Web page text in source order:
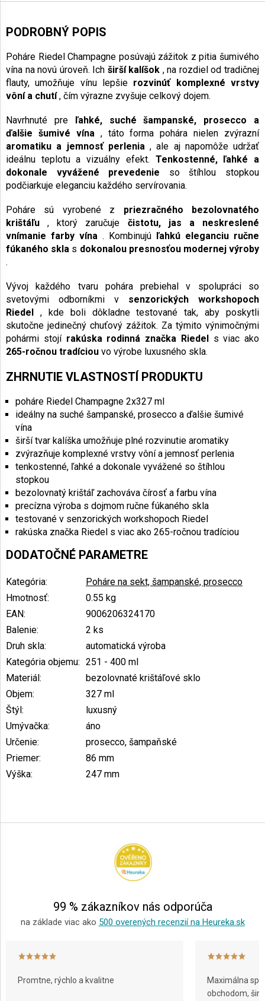
PODROBNÝ POPIS
Poháre Riedel Champagne posúvajú zážitok z pitia šumivého
vína na novú úroveň. Ich širší kalíšok , na rozdiel od tradičnej
flauty, umožňuje vínu lepšie rozvinúť komplexné vrstvy
vôní a chutí, čím výrazne zvyšuje celkový dojem.
Navrhnuté pre ľahké, suché šampanské, prosecco a
ďalšie šumivé vína, táto forma pohára nielen zvýrazní
aromatiku a jemnosť perlenia, ale aj napomôže udržať
ideálnu teplotu a vizuálny efekt. Tenkostenné, ľahké a
dokonale vyvážené prevedenie so štíhlou stopkou
podčiarkuje eleganciu každého servírovania.
Poháre sú vyrobené z priezračného bezolovnatého
krištáľu , ktorý zaručuje čistotu, jas a neskreslené
vnímanie farby vína . Kombinujú ľahkú eleganciu ručne
fúkaného skla s dokonalou presnosťou modernej výroby
.
Vývoj každého tvaru pohára prebiehal v spolupráci so
svetovými odborníkmi v senzorických workshopoch
Riedel , kde boli dôkladne testované tak, aby poskytli
skutočne jedinečný chuťový zážitok. Za týmito výnimočnými
pohármi stojí rakúska rodinná značka Riedels viac ako
265-ročnou tradíciou vo výrobe luxusného skla.
ZHRNUTIE VLASTNOSTÍ PRODUKTU
poháre Riedel Champagne 2x327 ml
ideálny na suché šampanské, prosecco a ďalšie šumivé
vína
širší tvar kalíška umožňuje plné rozvinutie aromatiky
zvýrazňuje komplexné vrstvy vôní a jemnosť perlenia
tenkostenné, ľahké a dokonale vyvážené so štíhlou
stopkou
bezolovnatý krištáľ zachováva čírosť a farbu vína
precízna výroba s dojmom ručne fúkaného skla
testované v senzorických workshopoch Riedel
rakúska značka Riedel s viac ako 265-ročnou tradíciou
DODATOČNÉ PARAMETRE
Kategória:
Poháre na sekt, šampanské, prosecco
Hmotnosť:
0.55 kg
EAN:
9006206324170
Balenie:
2 ks
Druh skla:
automatická výroba
Kategória objemu: 251 - 400 ml
Materiál:
bezolovnaté krištáľové sklo
Objem:
327 ml
Štýl:
luxusný
Umývačka:
áno
Určenie:
prosecco, šampaňské
Priemer:
86 mm
Výška: 247 mm
á
99 % zákazníkov nás odporúča
na základe viac ako 500 overených recenzií na Heureka.sk
Promtne, rýchlo a kvalitne
Maximálna
obchodom,